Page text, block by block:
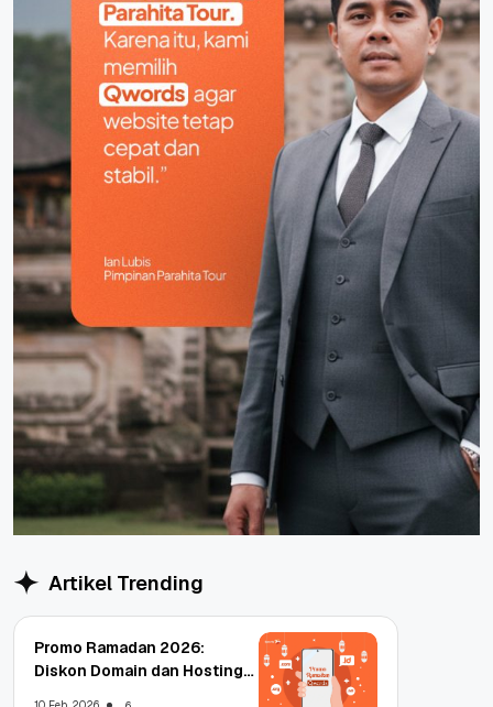
Artikel Trending
Promo Ramadan 2026:
Diskon Domain dan Hosting